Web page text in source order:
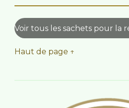
Voir tous les sachets pour la
Haut de page ↑